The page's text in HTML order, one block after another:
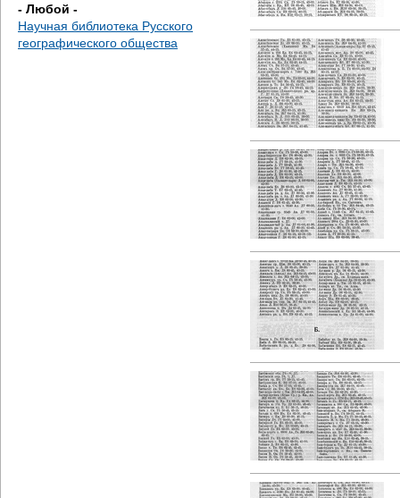
с
ь
- Любой -
Научная библиотека Русского
географического общества